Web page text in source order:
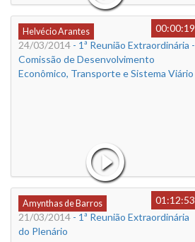
Helvécio Arantes
00:00:19
24/03/2014 - 1ª Reunião Extraordinária -
Comissão de Desenvolvimento
Econômico, Transporte e Sistema Viário
Amynthas de Barros
01:12:53
21/03/2014 - 1ª Reunião Extraordinária
do Plenário